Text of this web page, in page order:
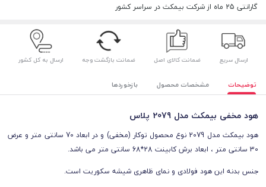
گارانتی 25 ماه از شرکت بیمکث در سراسر کشور
ارسال سریع ضمانت کالای اصل ضمانت بازگشت وجه ارسال به کل کشور
توضیحات مشخصات محصول بازخوردها
هود مخفی بیمکث مدل 2079 پلاس
هود بیمکث مدل 2079 نوع محصول توکار (مخفی) و در ابعاد 70 سانتی متر و عرض
30 سانتی متر ، ابعاد برش کابینت 28*68 سانتی متر می باشد.
جنس بدنه این هود فولادی و نمای ظاهری شیشه سکوریت است.